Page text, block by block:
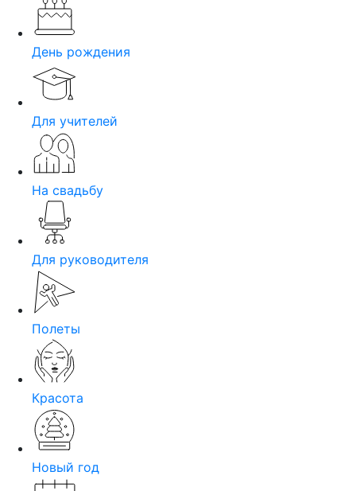
День рождения
Для учителей
На свадьбу
Для руководителя
Полеты
Красота
Новый год